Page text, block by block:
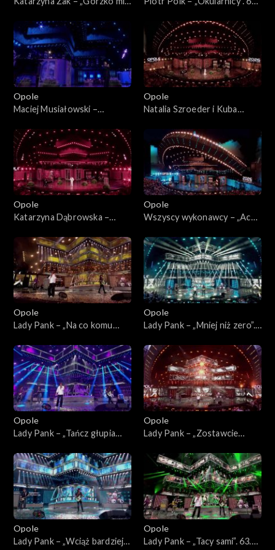
będzie...”. Koncert w hołdzie
Magdzie Umer i Agnieszce
Osieckiej
będzie...”. Koncert w hołdzie
Magdzie Umer i Agnieszce
Osieckiej
Opole
Maciej Musiałowski –
„Kiedy mnie już nie będzie...”.
Koncert w hołdzie Magdzie
Umer i Agnieszce Osieckiej
Opole
Natalia Szroeder i Kuba
płomieniach liści”. 63. KFPP:
„Kiedy mnie już nie będzie...”.
Koncert w hołdzie Magdzie
Umer i Agnieszce Osieckiej
Opole
Katarzyna Dąbrowska –
„Kiedy mnie już nie będzie...”.
Koncert w hołdzie Magdzie
Umer i Agnieszce Osieckiej
Opole
Wszyscy wykonawcy – „Ach
„Kiedy mnie już nie będzie...”.
Koncert w hołdzie Magdzie
Umer i Agnieszce Osieckiej
Opole
Lady Pank – „Na co komu
lecia zespołu Lady Pank
Opole
Lady Pank – „Mniej niż zero”.
zespołu Lady Pank
Opole
Lady Pank – „Tańcz głupia
45-lecia zespołu Lady Pank
Opole
Lady Pank – „Zostawcie
45-lecia zespołu Lady Pank
Opole
Lady Pank – „Wciąż bardziej
Opole
Lady Pank – „Tacy sami”. 63.